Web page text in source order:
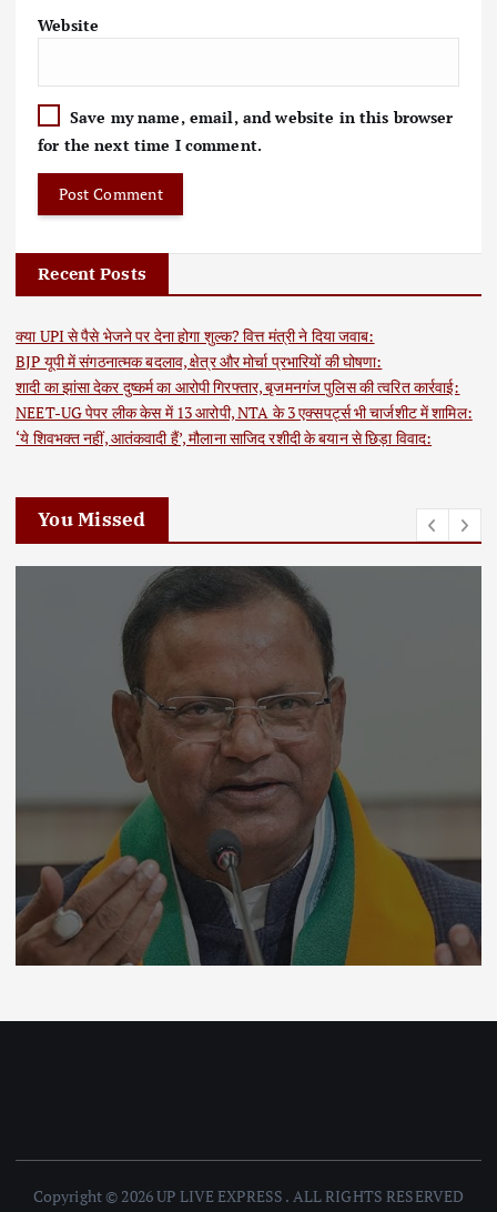
Website
Save my name, email, and website in this browser
for the next time I comment.
Recent Posts
क्या UPI से पैसे भेजने पर देना होगा शुल्क? वित्त मंत्री ने दिया जवाब:
BJP यूपी में संगठनात्मक बदलाव, क्षेत्र और मोर्चा प्रभारियों की घोषणा:
शादी का झांसा देकर दुष्कर्म का आरोपी गिरफ्तार, बृजमनगंज पुलिस की त्वरित कार्रवाई:
NEET-UG पेपर लीक केस में 13 आरोपी, NTA के 3 एक्सपर्ट्स भी चार्जशीट में शामिल:
‘ये शिवभक्त नहीं, आतंकवादी हैं’, मौलाना साजिद रशीदी के बयान से छिड़ा विवाद:
You Missed
Copyright © 2026 UP LIVE EXPRESS . ALL RIGHTS RESERVED